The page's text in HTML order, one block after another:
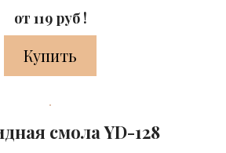
от 119 руб !
Купить
смола YD-128